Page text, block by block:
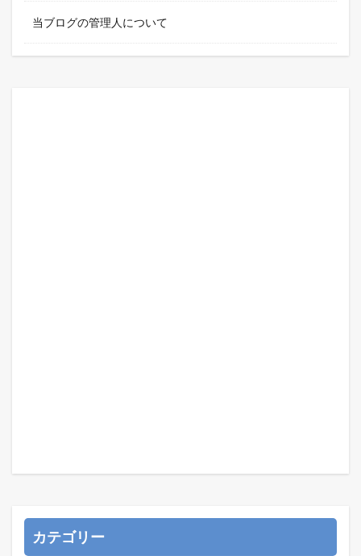
当ブログの管理人について
カテゴリー